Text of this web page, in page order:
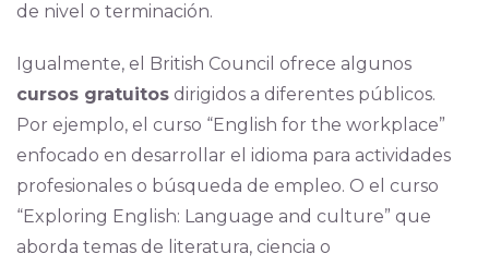
de nivel o terminación.
Igualmente, el British Council ofrece algunos
cursos gratuitosdirigidos a diferentes públicos.
Por ejemplo, el curso “English for the workplace”
enfocado en desarrollar el idioma para actividades
profesionales o búsqueda de empleo. O el curso
“Exploring English: Language and culture” que
aborda temas de literatura, ciencia o